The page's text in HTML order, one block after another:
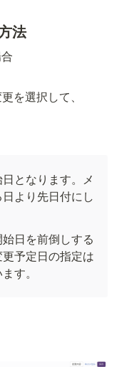
法
を選択して、
となります。メ
より先日付にし
日を前倒しする
予定日の指定は
す。